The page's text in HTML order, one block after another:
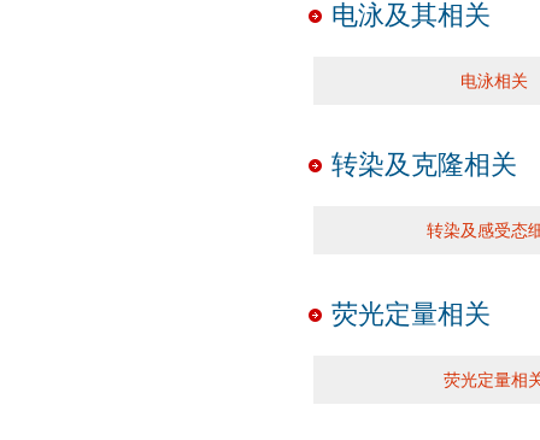
电泳及其相关
电泳相关
转染及克隆相关
转染及感受态
荧光定量相关
荧光定量相